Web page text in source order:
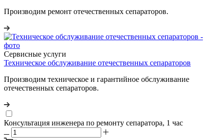
Производим ремонт отечественных сепараторов.
Сервисные услуги
Техническое обслуживание отечественных сепараторов
Производим техническое и гарантийное обслуживание
отечественных сепараторов.
Консультация инженера по ремонту сепаратора, 1 час